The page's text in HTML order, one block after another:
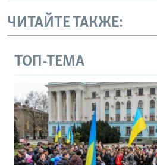
ЧИТАЙТЕ ТАКЖЕ:
ТОП-ТЕМА